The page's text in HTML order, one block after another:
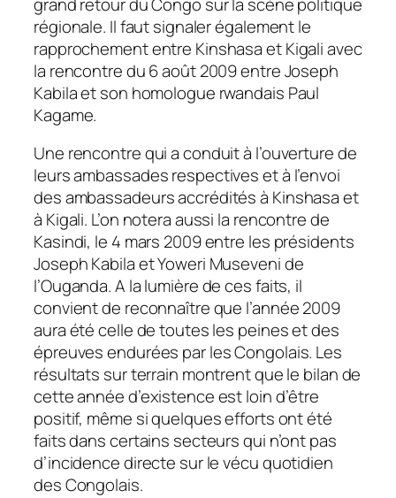
régionale. Il faut signaler également le
rapprochement entre Kinshasa et Kigali avec
la rencontre du 6 août 2009 entre Joseph
Kabila et son homologue rwandais Paul
Kagame.
Une rencontre qui a conduit à l’ouverture de
leurs ambassades respectives et à l’envoi
des ambassadeurs accrédités à Kinshasa et
à Kigali. L’on notera aussi la rencontre de
Kasindi, le 4 mars 2009 entre les présidents
Joseph Kabila et Yoweri Museveni de
l’Ouganda. A la lumière de ces faits, il
convient de reconnaître que l’année 2009
aura été celle de toutes les peines et des
épreuves endurées par les Congolais. Les
résultats sur terrain montrent que le bilan de
cette année d’existence est loin d’être
positif, même si quelques efforts ont été
faits dans certains secteurs qui n’ont pas
d’incidence directe sur le vécu quotidien
des Congolais.